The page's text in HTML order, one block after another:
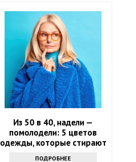
Из 50 в 40, надели —
помолодели: 5 цветов
одежды, которые стирают
ПОДРОБНЕЕ